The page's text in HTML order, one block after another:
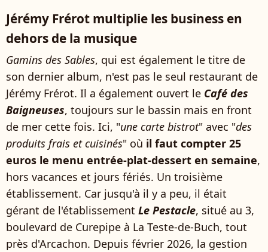
Jérémy Frérot multiplie les business en
dehors de la musique
Gamins des Sables, qui est également le titre de
son dernier album, n'est pas le seul restaurant de
Jérémy Frérot. Il a également ouvert le Café des
Baigneuses, toujours sur le bassin mais en front
de mer cette fois. Ici, "une carte bistrot" avec "des
produits frais et cuisinés" où il faut compter 25
euros le menu entrée-plat-dessert en semaine,
hors vacances et jours fériés. Un troisième
établissement. Car jusqu'à il y a peu, il était
gérant de l'établissement Le Pestacle, situé au 3,
boulevard de Curepipe à La Teste-de-Buch, tout
près d'Arcachon. Depuis février 2026, la gestion